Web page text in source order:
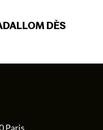
DÈS
Paris